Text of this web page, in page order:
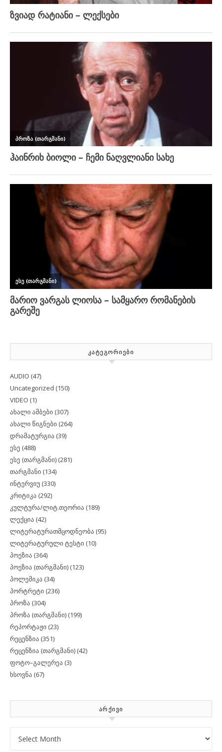
ᲙᲐᲢᲔᲒᲝᲠᲘᲔᲑᲘ
AUDIO (47)
Uncategorized (150)
VIDEO (1)
ახალი ამბები (307)
ახალი წიგნები (264)
დრამატურგია (39)
ესე (488)
ესე (თარგმანი) (281)
თარგმანი (134)
ინტერვიუ (330)
კრიტიკა (292)
კულტურა/ლიტ.თეორია (189)
ლექცია (42)
ლიტერატურათმცოდნეობა (95)
ლიტერატურული ტესტი (10)
პოეზია (364)
პოეზია (თარგმანი) (123)
პოლემიკა (34)
პორტრეტი (236)
პროზა (304)
პროზა (თარგმანი) (199)
რეპორტაჟი (23)
რეცენზია (351)
რეცენზია (თარგმანი) (42)
ფოტო–გალერეა (3)
ხსოვნა (67)
ᲐᲠᲥᲘᲕᲘ